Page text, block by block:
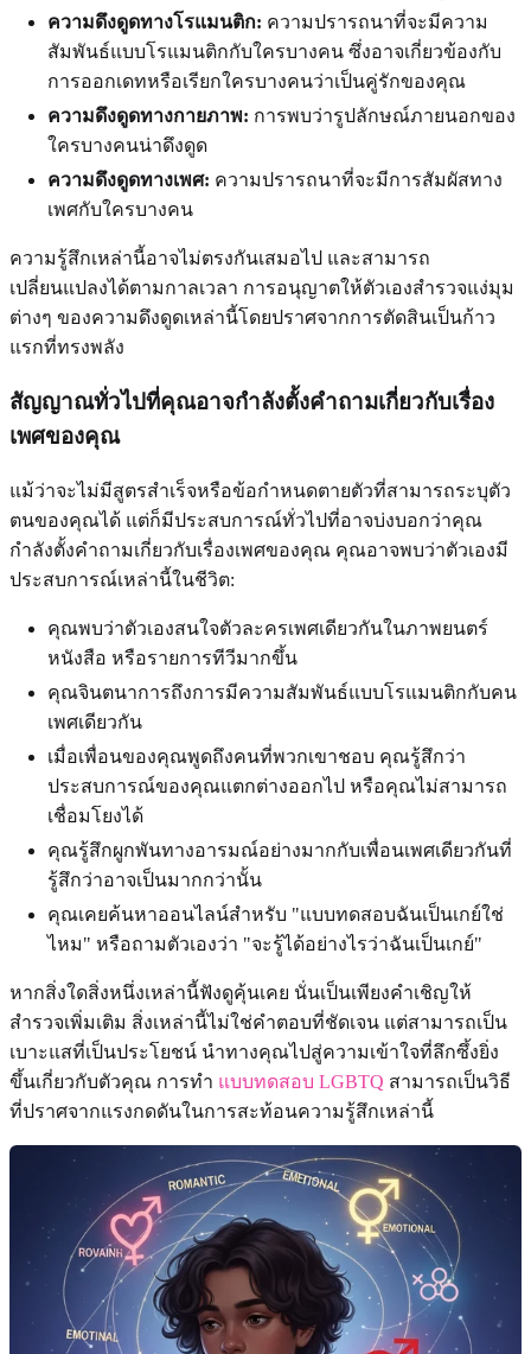
ความดึงดูดทางโรแมนติก: ความปรารถนาที่จะมีความ
สัมพันธ์แบบโรแมนติกกับใครบางคน ซึ่งอาจเกี่ยวข้องกับ
การออกเดทหรือเรียกใครบางคนว่าเป็นคู่รักของคุณ
ความดึงดูดทางกายภาพ: การพบว่ารูปลักษณ์ภายนอกของ
ใครบางคนน่าดึงดูด
ความดึงดูดทางเพศ: ความปรารถนาที่จะมีการสัมผัสทาง
เพศกับใครบางคน
ความรู้สึกเหล่านี้อาจไม่ตรงกันเสมอไป และสามารถ
เปลี่ยนแปลงได้ตามกาลเวลา การอนุญาตให้ตัวเองสำรวจแง่มุม
ต่างๆ ของความดึงดูดเหล่านี้โดยปราศจากการตัดสินเป็นก้าว
แรกที่ทรงพลัง
สัญญาณทั่วไปที่คุณอาจกำลังตั้งคำถามเกี่ยวกับเรื่อง
เพศของคุณ
แม้ว่าจะไม่มีสูตรสำเร็จหรือข้อกำหนดตายตัวที่สามารถระบุตัว
ตนของคุณได้ แต่ก็มีประสบการณ์ทั่วไปที่อาจบ่งบอกว่าคุณ
กำลังตั้งคำถามเกี่ยวกับเรื่องเพศของคุณ คุณอาจพบว่าตัวเองมี
ประสบการณ์เหล่านี้ในชีวิต:
คุณพบว่าตัวเองสนใจตัวละครเพศเดียวกันในภาพยนตร์
หนังสือ หรือรายการทีวีมากขึ้น
คุณจินตนาการถึงการมีความสัมพันธ์แบบโรแมนติกกับคน
เพศเดียวกัน
เมื่อเพื่อนของคุณพูดถึงคนที่พวกเขาชอบ คุณรู้สึกว่า
ประสบการณ์ของคุณแตกต่างออกไป หรือคุณไม่สามารถ
เชื่อมโยงได้
คุณรู้สึกผูกพันทางอารมณ์อย่างมากกับเพื่อนเพศเดียวกันที่
รู้สึกว่าอาจเป็นมากกว่านั้น
คุณเคยค้นหาออนไลน์สำหรับ "แบบทดสอบฉันเป็นเกย์ใช่
ไหม" หรือถามตัวเองว่า "จะรู้ได้อย่างไรว่าฉันเป็นเกย์"
หากสิ่งใดสิ่งหนึ่งเหล่านี้ฟังดูคุ้นเคย นั่นเป็นเพียงคำเชิญให้
สำรวจเพิ่มเติม สิ่งเหล่านี้ไม่ใช่คำตอบที่ชัดเจน แต่สามารถเป็น
เบาะแสที่เป็นประโยชน์ นำทางคุณไปสู่ความเข้าใจที่ลึกซึ้งยิ่ง
ขึ้นเกี่ยวกับตัวคุณ การทำ แบบทดสอบ LGBTQ สามารถเป็นวิธี
ที่ปราศจากแรงกดดันในการสะท้อนความรู้สึกเหล่านี้